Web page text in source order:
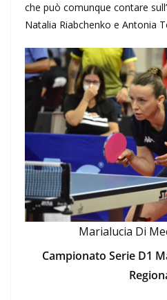
che può comunque contare
Natalia Riabchenko e Antonia
Marialucia Di
Campionato Serie D1